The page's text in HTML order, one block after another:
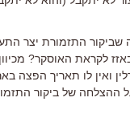
התזמורת יצר
לקראת האוסקר?
ואין לו תאריך הפצה
ההצלחה של ביקור